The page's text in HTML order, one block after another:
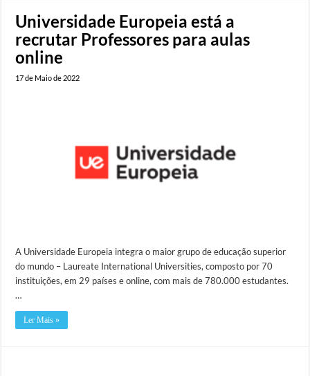
Universidade Europeia está a
recrutar Professores para aulas
online
17 de Maio de 2022
A Universidade Europeia integra o maior grupo de educação superior
do mundo – Laureate International Universities, composto por 70
instituições, em 29 países e online, com mais de 780.000 estudantes.
…
Ler Mais »